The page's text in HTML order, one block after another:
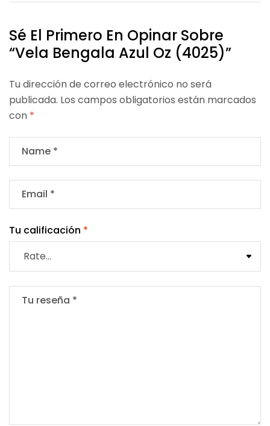
Sé El Primero En Opinar Sobre
“Vela Bengala Azul Oz (4025)”
Tu dirección de correo electrónico no será
publicada. Los campos obligatorios están marcados
con *
Tu calificación *